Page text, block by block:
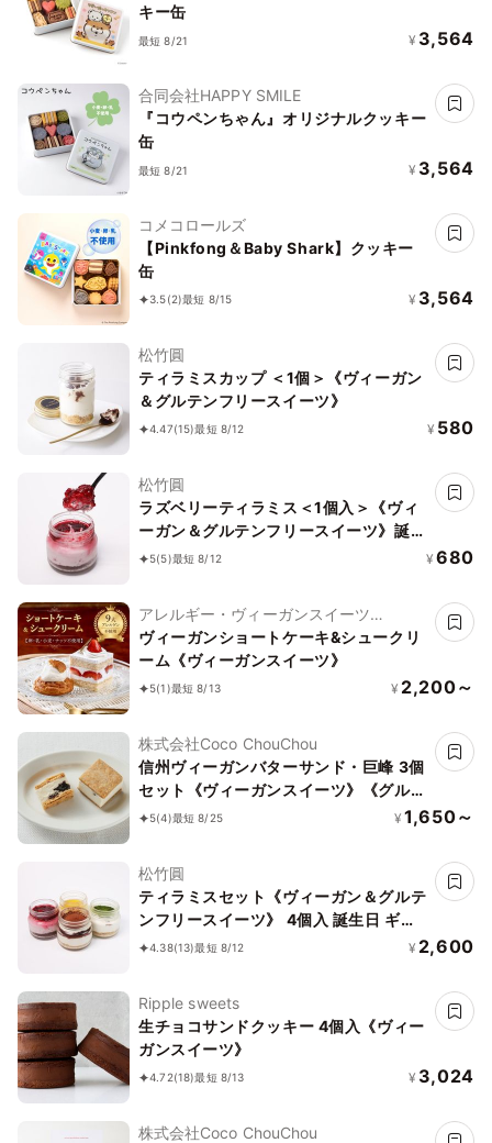
キー缶
最短 8/21 ¥ 3,564
合同会社HAPPY SMILE
『コウペンちゃん』オリジナルクッキー
缶
最短 8/21 ¥ 3,564
コメコロールズ
【Pinkfong＆Baby Shark】クッキー
缶
3.5(2)最短 8/15 ¥ 3,564
松竹圓
ティラミスカップ ＜1個＞《ヴィーガン
＆グルテンフリースイーツ》
4.47(15)最短 8/12 ¥ 580
松竹圓
ラズベリーティラミス＜1個入＞《ヴィ
ーガン＆グルテンフリースイーツ》誕生
日 ギフト 結婚祝 出産祝
5(5)最短 8/12 ¥ 680
アレルギー・ヴィーガンスイーツ
L'AURA(ローラ)
ヴィーガンショートケーキ&シュークリ
ーム《ヴィーガンスイーツ》
5(1)最短 8/13 ¥ 2,200～
株式会社Coco ChouChou
信州ヴィーガンバターサンド・巨峰 3個
セット《ヴィーガンスイーツ》《グルテ
ンフリー》
5(4)最短 8/25 ¥ 1,650～
松竹圓
ティラミスセット《ヴィーガン＆グルテ
ンフリースイーツ》 4個入 誕生日 ギフ
ト 結婚祝 出産祝 2026中元
4.38(13)最短 8/12 ¥ 2,600
Ripple sweets
生チョコサンドクッキー 4個入《ヴィー
ガンスイーツ》
4.72(18)最短 8/13 ¥ 3,024
株式会社Coco ChouChou